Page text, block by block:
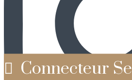
Connecteur Se